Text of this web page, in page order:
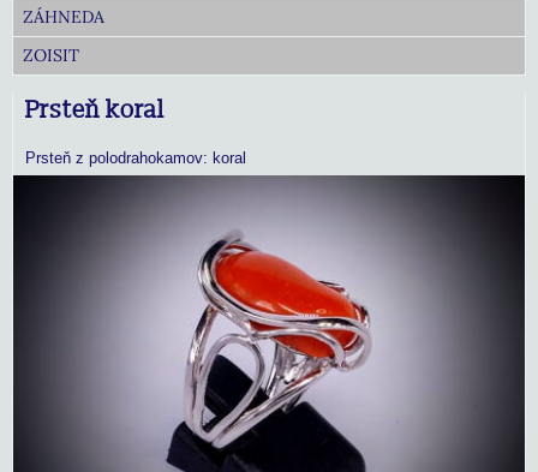
ZÁHNEDA
ZOISIT
Prsteň koral
Prsteň z polodrahokamov: koral